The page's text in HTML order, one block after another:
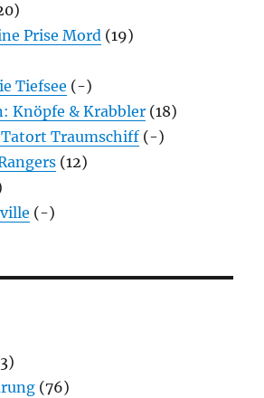
Prise Mord (19)
Tiefsee (-)
Knöpfe & Krabbler (18)
Tatort Traumschiff (-)
(12)
(-)
(76)